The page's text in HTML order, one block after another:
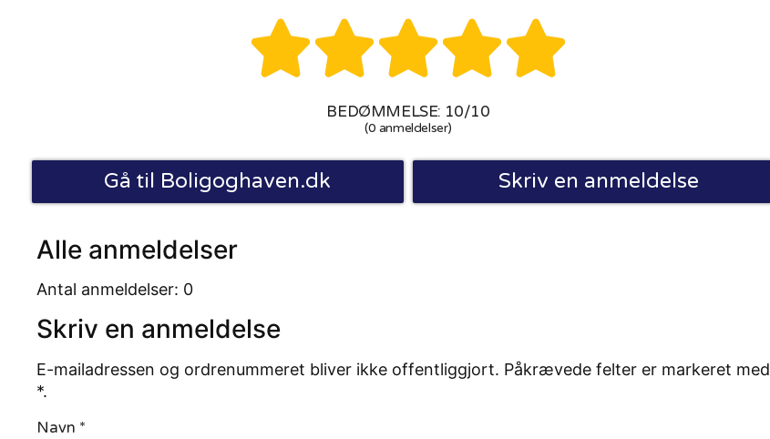

BEDØMMELSE: 10/10
(0 anmeldelser)
Gå til Boligoghaven.dk Skriv en anmeldelse
Alle anmeldelser
Antal anmeldelser: 0
Skriv en anmeldelse
E-mailadressen og ordrenummeret bliver ikke offentliggjort. Påkrævede felter er markeret med
*.
Navn *